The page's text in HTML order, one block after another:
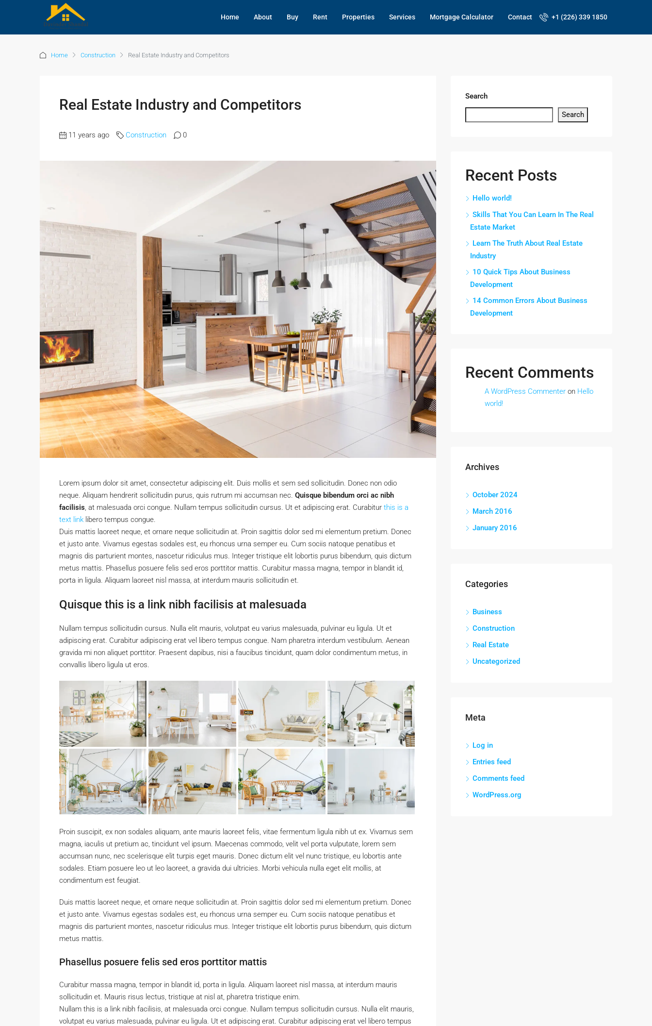
Home About Buy Rent Properties Services Mortgage Calculator Contact +1 (226) 339 1850
Home Construction Real Estate Industry and Competitors
Real Estate Industry and Competitors
11 years ago Construction 0
Lorem ipsum dolor sit amet, consectetur adipiscing elit. Duis mollis et sem sed sollicitudin. Donec non odio
neque. Aliquam hendrerit sollicitudin purus, quis rutrum mi accumsan nec. Quisque bibendum orci ac nibh
facilisis, at malesuada orci congue. Nullam tempus sollicitudin cursus. Ut et adipiscing erat. Curabitur this is a
text link libero tempus congue.
Duis mattis laoreet neque, et ornare neque sollicitudin at. Proin sagittis dolor sed mi elementum pretium. Donec
et justo ante. Vivamus egestas sodales est, eu rhoncus urna semper eu. Cum sociis natoque penatibus et
magnis dis parturient montes, nascetur ridiculus mus. Integer tristique elit lobortis purus bibendum, quis dictum
metus mattis. Phasellus posuere felis sed eros porttitor mattis. Curabitur massa magna, tempor in blandit id,
porta in ligula. Aliquam laoreet nisl massa, at interdum mauris sollicitudin et.
Quisque this is a link nibh facilisis at malesuada
Nullam tempus sollicitudin cursus. Nulla elit mauris, volutpat eu varius malesuada, pulvinar eu ligula. Ut et
adipiscing erat. Curabitur adipiscing erat vel libero tempus congue. Nam pharetra interdum vestibulum. Aenean
gravida mi non aliquet porttitor. Praesent dapibus, nisi a faucibus tincidunt, quam dolor condimentum metus, in
convallis libero ligula ut eros.
Proin suscipit, ex non sodales aliquam, ante mauris laoreet felis, vitae fermentum ligula nibh ut ex. Vivamus sem
magna, iaculis ut pretium ac, tincidunt vel ipsum. Maecenas commodo, velit vel porta vulputate, lorem sem
accumsan nunc, nec scelerisque elit turpis eget mauris. Donec dictum elit vel nunc tristique, eu lobortis ante
sodales. Etiam posuere leo ut leo laoreet, a gravida dui ultricies. Morbi vehicula nulla eget elit mollis, at
condimentum est feugiat.
Duis mattis laoreet neque, et ornare neque sollicitudin at. Proin sagittis dolor sed mi elementum pretium. Donec
et justo ante. Vivamus egestas sodales est, eu rhoncus urna semper eu. Cum sociis natoque penatibus et
magnis dis parturient montes, nascetur ridiculus mus. Integer tristique elit lobortis purus bibendum, quis dictum
metus mattis.
Phasellus posuere felis sed eros porttitor mattis
Curabitur massa magna, tempor in blandit id, porta in ligula. Aliquam laoreet nisl massa, at interdum mauris
sollicitudin et. Mauris risus lectus, tristique at nisl at, pharetra tristique enim.
Nullam this is a link nibh facilisis, at malesuada orci congue. Nullam tempus sollicitudin cursus. Nulla elit mauris,
volutpat eu varius malesuada, pulvinar eu ligula. Ut et adipiscing erat. Curabitur adipiscing erat vel libero tempus
Search
Search
Recent Posts
Hello world!
Skills That You Can Learn In The Real
Estate Market
Learn The Truth About Real Estate
Industry
10 Quick Tips About Business
Development
14 Common Errors About Business
Development
Recent Comments
A WordPress Commenter on Hello
world!
Archives
October 2024
March 2016
January 2016
Categories
Business
Construction
Real Estate
Uncategorized
Meta
Log in
Entries feed
Comments feed
WordPress.org